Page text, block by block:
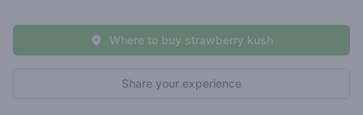
Share your experience
Where to buy strawberry kush